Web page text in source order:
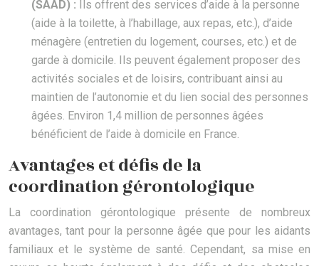
(SAAD) :
Ils offrent des services d’aide à la personne
(aide à la toilette, à l’habillage, aux repas, etc.), d’aide
ménagère (entretien du logement, courses, etc.) et de
garde à domicile. Ils peuvent également proposer des
activités sociales et de loisirs, contribuant ainsi au
maintien de l’autonomie et du lien social des personnes
âgées. Environ 1,4 million de personnes âgées
bénéficient de l’aide à domicile en France.
Avantages et défis de la
coordination gérontologique
La coordination gérontologique présente de nombreux
avantages, tant pour la personne âgée que pour les aidants
familiaux et le système de santé. Cependant, sa mise en